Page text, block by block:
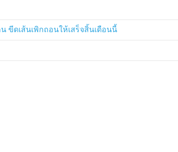
บนายปกรณ์ จึงทราบว่า
ความผิด ดังนั้น ทุก
ได้เลย เพราะไม่
ดนายปกรณ์ได้ ทุกอย่าง
ขีดเส้นเพิกถอนให้เสร็จสิ้นเดือนนี้